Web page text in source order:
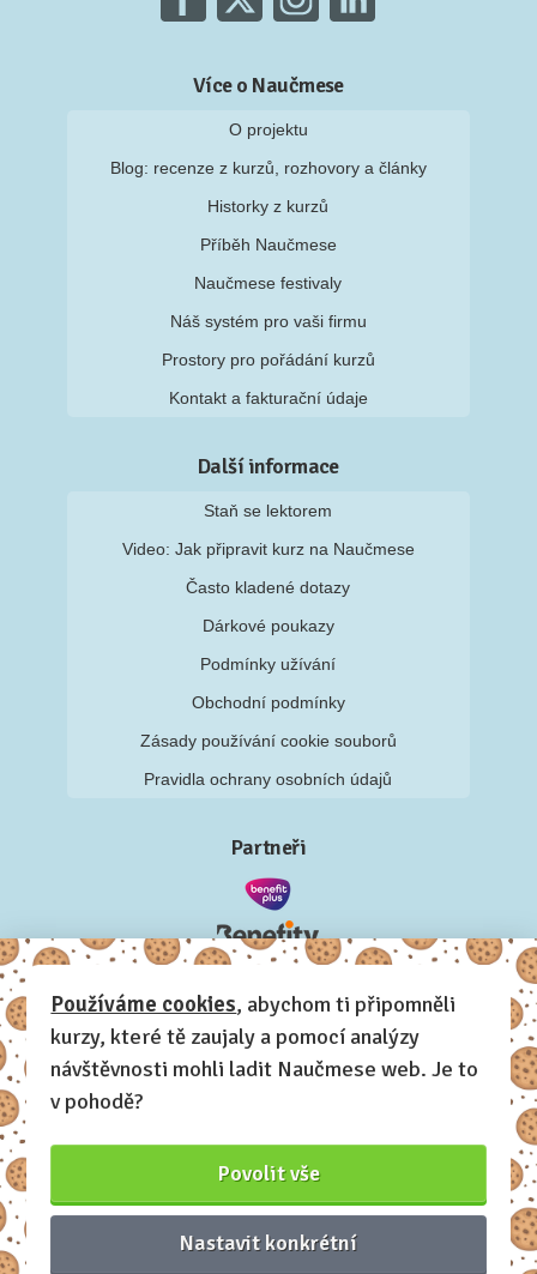
Více o Naučmese
O projektu
Blog: recenze z kurzů, rozhovory a články
Historky z kurzů
Příběh Naučmese
Naučmese festivaly
Náš systém pro vaši firmu
Prostory pro pořádání kurzů
Kontakt a fakturační údaje
Další informace
Staň se lektorem
Video: Jak připravit kurz na Naučmese
Často kladené dotazy
Dárkové poukazy
Podmínky užívání
Obchodní podmínky
Zásady používání cookie souborů
Pravidla ochrany osobních údajů
Partneři
Naučmese, 2012-2026.
Používáme cookies, abychom ti připomněli
kurzy, které tě zaujaly a pomocí analýzy
návštěvnosti mohli ladit Naučmese web. Je to
v pohodě?
Povolit vše
Nastavit konkrétní